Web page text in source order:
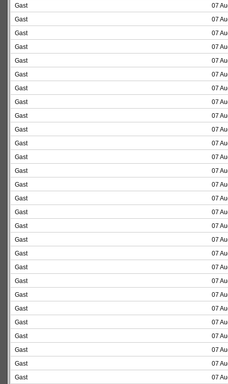
Gast
07
Gast
07
Gast
07
Gast
07
Gast
07
Gast
07
Gast
07
Gast
07
Gast
07
Gast
07
Gast
07
Gast
07
Gast
07
Gast
07
Gast
07
Gast
07
Gast
07
Gast
07
Gast
07
Gast
07
Gast
07
Gast
07
Gast
07
Gast
07
Gast
07
Gast
07
Gast
07
Gast
07